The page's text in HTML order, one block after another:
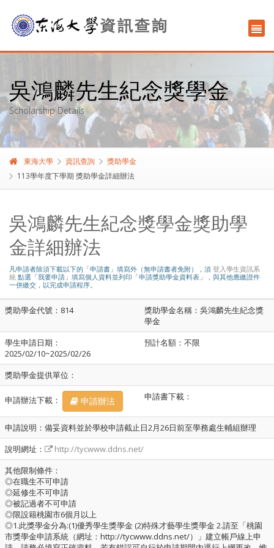
吳鴻麟先生紀念獎學金
Scholarship Details
東海大學 資訊查詢
獎助學金
113學年度下學期 獎助學金詳細辦法
吳鴻麟先生紀念獎學金獎助學
金詳細辦法
凡申請者除須下載以下的「申請書」填寫外（無申請書者免附），須 登入學生資訊系
統 點選「我要申請」填寫個人資料並列印「申請獎助學金資料表」，與其他應繳證件
一併繳交，以完成申請程序。
獎助學金代號：814
獎助學金名稱：吳鴻麟先生紀念獎
學金
學生申請日期：
2025/02/10~2025/02/26
預計名額：不限
獎助學金提供單位：
申請辦法下載： 申請辦法 申請書下載：
申請說明：備妥資料並於學校申請截止日2月26日前至學務處生輔組辦理
說明網址：
http://tycwww.ddns.net/
其他限制條件：
◎在職生不可申請
◎延修生不可申請
◎被記過者不可申請
◎限設籍桃園市6個月以上
◎1.此獎學金分為:(1)優秀學生獎學金 (2)特殊才藝學生獎學金 2.請至「桃園
市獎學金申請系統（網址：http://tycwww.ddns.net/）」建立帳戶線上申